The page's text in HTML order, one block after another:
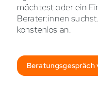
möchtest oder ein
Berater:innen
konstenlos an.
Beratungsgespräch